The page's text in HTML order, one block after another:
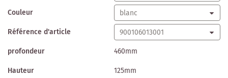
Couleur
Référence d'article
profondeur
460mm
Hauteur
125mm